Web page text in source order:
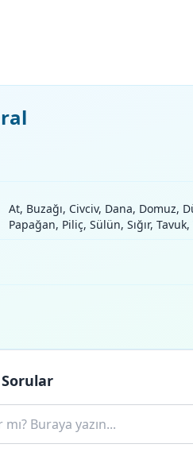
At, Buzağı, Civciv, Dana, Domuz,
Papağan, Piliç, Sülün, Sığır,
Sorular